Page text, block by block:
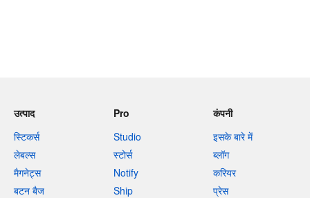
उत्पाद
स्टिकर्स
लेबल्स
मैगनेट्स
बटन बैज
Pro
Studio
स्टोर्स
Notify
Ship
कंपनी
इसके बारे में
ब्लॉग
करियर
प्रेस